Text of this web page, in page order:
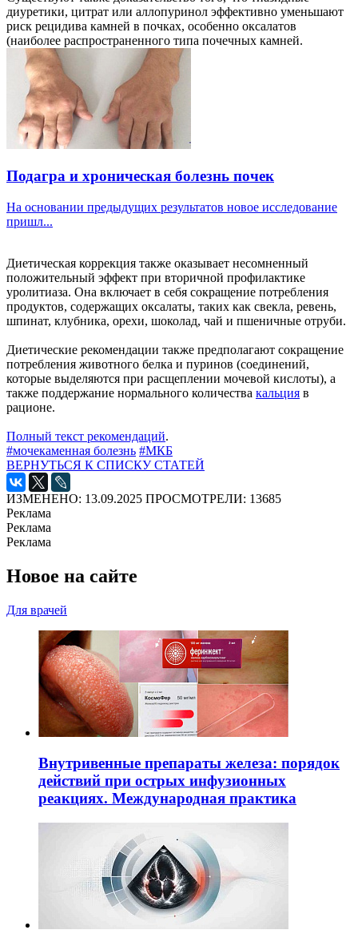
диуретики, цитрат или аллопуринол эффективно уменьшают
риск рецидива камней в почках, особенно оксалатов
(наиболее распространенного типа почечных камней.
Подагра и хроническая болезнь почек
На основании предыдущих результатов новое исследование
пришл...
Диетическая коррекция также оказывает несомненный
положительный эффект при вторичной профилактике
уролитиаза. Она включает в себя сокращение потребления
продуктов, содержащих оксалаты, таких как свекла, ревень,
шпинат, клубника, орехи, шоколад, чай и пшеничные отруби.
Диетические рекомендации также предполагают сокращение
потребления животного белка и пуринов (соединений,
которые выделяются при расщеплении мочевой кислоты), а
также поддержание нормального количества кальция в
рационе.
Полный текст рекомендаций.
#мочекаменная болезнь #МКБ
ВЕРНУТЬСЯ К СПИСКУ СТАТЕЙ
ИЗМЕНЕНО: 13.09.2025 ПРОСМОТРЕЛИ: 13685
Реклама
Реклама
Реклама
Новое на сайте
Для врачей
Внутривенные препараты железа: порядок
действий при острых инфузионных
реакциях. Международная практика